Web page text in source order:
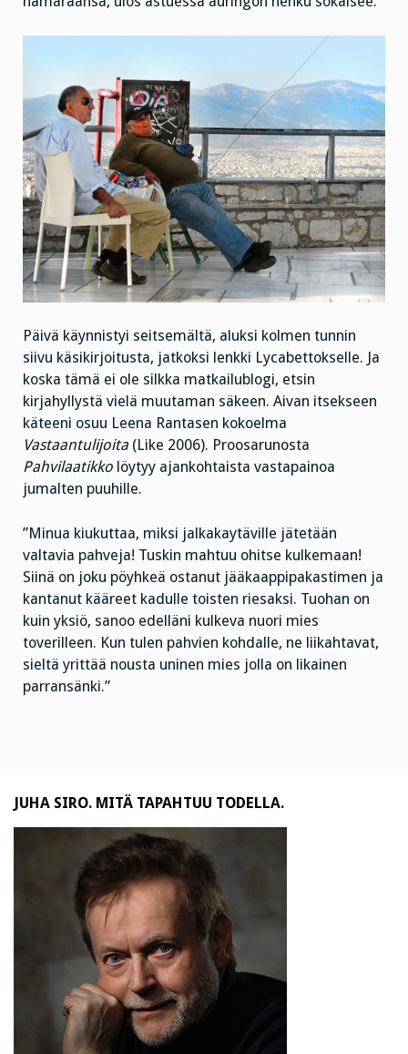
Päivä käynnistyi seitsemältä, aluksi kolmen tunnin
siivu käsikirjoitusta, jatkoksi lenkki Lycabettokselle. Ja
koska tämä ei ole silkka matkailublogi, etsin
kirjahyllystä vielä muutaman säkeen. Aivan itsekseen
käteeni osuu Leena Rantasen kokoelma
Vastaantulijoita (Like 2006). Proosarunosta
Pahvilaatikko löytyy ajankohtaista vastapainoa
jumalten puuhille.
”Minua kiukuttaa, miksi jalkakaytäville jätetään
valtavia pahveja! Tuskin mahtuu ohitse kulkemaan!
Siinä on joku pöyhkeä ostanut jääkaappipakastimen ja
kantanut kääreet kadulle toisten riesaksi. Tuohan on
kuin yksiö, sanoo edelläni kulkeva nuori mies
toverilleen. Kun tulen pahvien kohdalle, ne liikahtavat,
sieltä yrittää nousta uninen mies jolla on likainen
parransänki.”
JUHA SIRO. MITÄ TAPAHTUU TODELLA.